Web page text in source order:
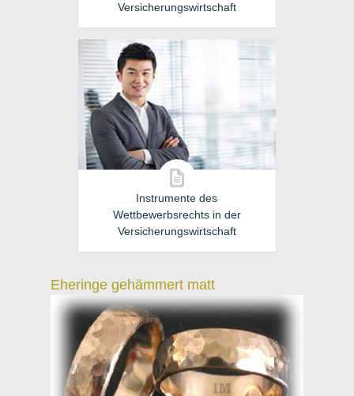
Versicherungswirtschaft
Instrumente des
Wettbewerbsrechts in der
Versicherungswirtschaft
Eheringe gehämmert matt